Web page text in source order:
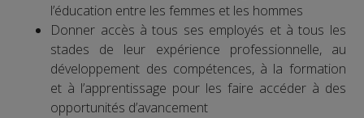
l’éducation entre les femmes et les hommes
Donner accès à tous ses employés et à tous les
stades de leur expérience professionnelle, au
développement des compétences, à la formation
et à l’apprentissage pour les faire accéder à des
opportunités d’avancement